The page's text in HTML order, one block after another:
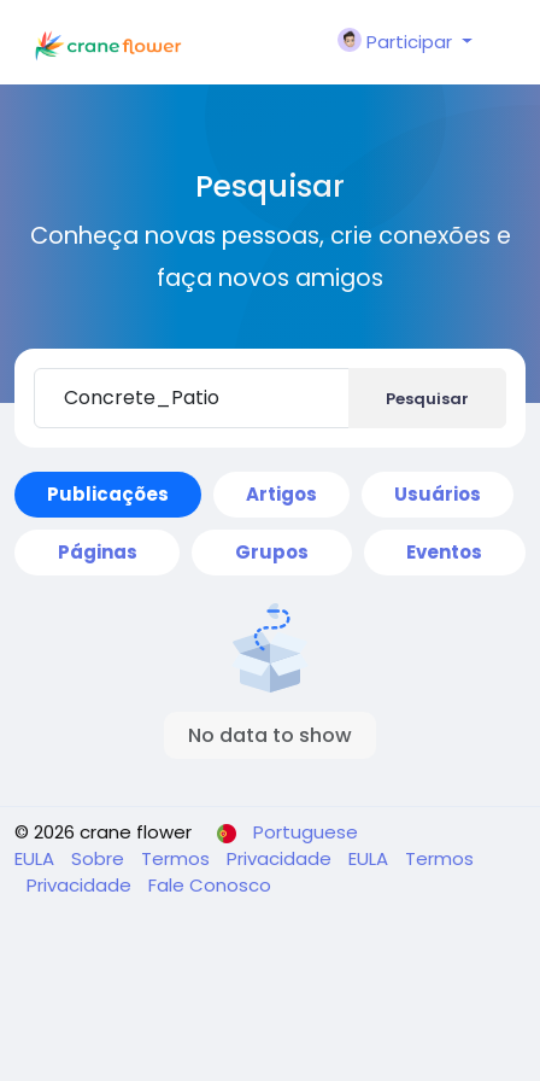
Participar
Pesquisar
Conheça novas pessoas, crie conexões e
faça novos amigos
Pesquisar
Publicações Artigos Usuários
Páginas Grupos Eventos
No data to show
© 2026 crane flower
Portuguese
EULA
Sobre Termos Privacidade EULA
Termos
Privacidade
Fale Conosco